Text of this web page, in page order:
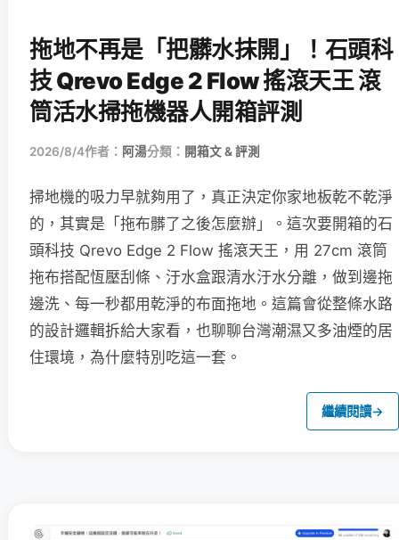
拖地不再是「把髒水抹開」！石頭科
技 Qrevo Edge 2 Flow 搖滾天王 滾
筒活水掃拖機器人開箱評測
2026/8/4作者： 阿湯分類： 開箱文 & 評測
掃地機的吸力早就夠用了，真正決定你家地板乾不乾淨
的，其實是「拖布髒了之後怎麼辦」。這次要開箱的石
頭科技 Qrevo Edge 2 Flow 搖滾天王，用 27cm 滾筒
拖布搭配恆壓刮條、汙水盒跟清水汙水分離，做到邊拖
邊洗、每一秒都用乾淨的布面拖地。這篇會從整條水路
的設計邏輯拆給大家看，也聊聊台灣潮濕又多油煙的居
住環境，為什麼特別吃這一套。
繼續閱讀→